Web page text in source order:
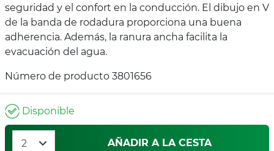
seguridad y el confort en la conducción. El dibujo en V
de la banda de rodadura proporciona una buena
adherencia. Además, la ranura ancha facilita la
evacuación del agua.
Número de producto 3801656
Disponible
AÑADIR A LA CESTA